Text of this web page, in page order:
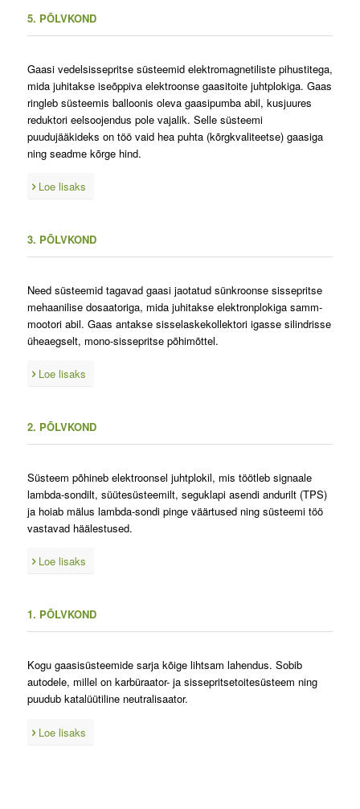
5. PÕLVKOND
Gaasi vedelsissepritse süsteemid elektromagnetiliste pihustitega,
mida juhitakse iseõppiva elektroonse gaasitoite juhtplokiga. Gaas
ringleb süsteemis balloonis oleva gaasipumba abil, kusjuures
reduktori eelsoojendus pole vajalik. Selle süsteemi
puudujääkideks on töö vaid hea puhta (kõrgkvaliteetse) gaasiga
ning seadme kõrge hind.
Loe lisaks
3. PÕLVKOND
Need süsteemid tagavad gaasi jaotatud sünkroonse sissepritse
mehaanilise dosaatoriga, mida juhitakse elektronplokiga samm-
mootori abil. Gaas antakse sisselaskekollektori igasse silindrisse
üheaegselt, mono-sissepritse põhimõttel.
Loe lisaks
2. PÕLVKOND
Süsteem põhineb elektroonsel juhtplokil, mis töötleb signaale
lambda-sondilt, süütesüsteemilt, seguklapi asendi andurilt (TPS)
ja hoiab mälus lambda-sondi pinge väärtused ning süsteemi töö
vastavad häälestused.
Loe lisaks
1. PÕLVKOND
Kogu gaasisüsteemide sarja kõige lihtsam lahendus. Sobib
autodele, millel on karbüraator- ja sissepritsetoitesüsteem ning
puudub katalüütiline neutralisaator.
Loe lisaks